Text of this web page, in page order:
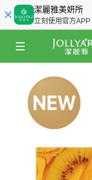
潔麗雅美妍所
立刻使用官方APP